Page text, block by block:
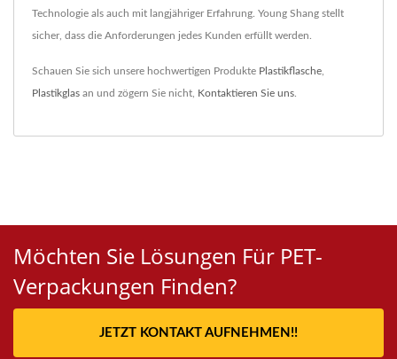
Technologie als auch mit langjähriger Erfahrung. Young Shang stellt
sicher, dass die Anforderungen jedes Kunden erfüllt werden.
Schauen Sie sich unsere hochwertigen Produkte Plastikflasche
Plastikglas an und zögern Sie nicht, Kontaktieren Sie uns
Möchten Sie Lösungen Für PET-
Verpackungen Finden?
JETZT KONTAKT AUFNEHMEN!!